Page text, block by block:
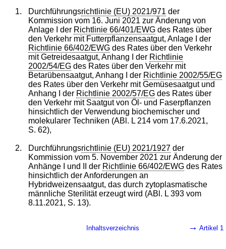
1. Durchführungsrichtlinie (EU) 2021/971 der
Kommission vom 16. Juni 2021 zur Änderung von
Anlage I der Richtlinie 66/401/EWGdes Rates über
den Verkehr mit Futterpflanzensaatgut, Anlage I der
Richtlinie 66/402/EWGdes Rates über den Verkehr
mit Getreidesaatgut, Anhang I der Richtlinie
2002/54/EGdes Rates über den Verkehr mit
Betarübensaatgut, Anhang I der Richtlinie 2002/55/EG
des Rates über den Verkehr mit Gemüsesaatgut und
Anhang I der Richtlinie 2002/57/EGdes Rates über
den Verkehr mit Saatgut von Öl- und Faserpflanzen
hinsichtlich der Verwendung biochemischer und
molekularer Techniken (ABl. L 214 vom 17.6.2021,
S. 62),
2. Durchführungsrichtlinie (EU) 2021/1927der
Kommission vom 5. November 2021 zur Änderung der
Anhänge I und II der Richtlinie 66/402/EWGdes Rates
hinsichtlich der Anforderungen an
Hybridweizensaatgut, das durch zytoplasmatische
männliche Sterilität erzeugt wird (ABl. L 393 vom
8.11.2021, S. 13).
Inhaltsverzeichnis → Artikel 1